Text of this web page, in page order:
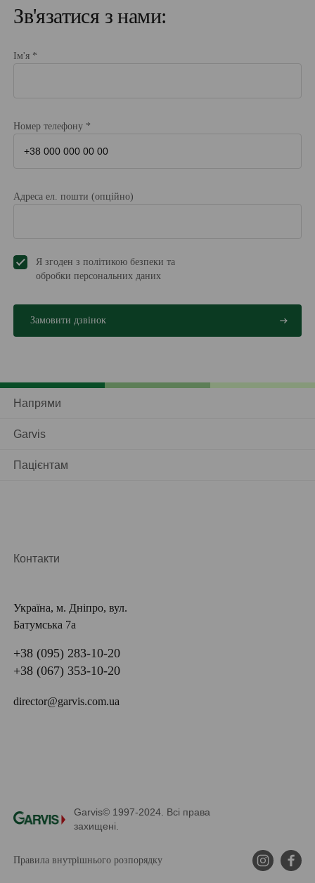
Зв'язатися з нами:
Ім'я *
Номер телефону *
Адреса ел. пошти (опційно)
Я згоден з політикою безпеки та
обробки персональних даниx
Напрями
Garvis
Пацієнтам
Контакти
Україна, м. Дніпро, вул.
Батумська 7а
+38 (095) 283-10-20
+38 (067) 353-10-20
director@garvis.com.ua
Garvis© 1997-2024. Всі права
захищені.
Правила внутрішнього розпорядку